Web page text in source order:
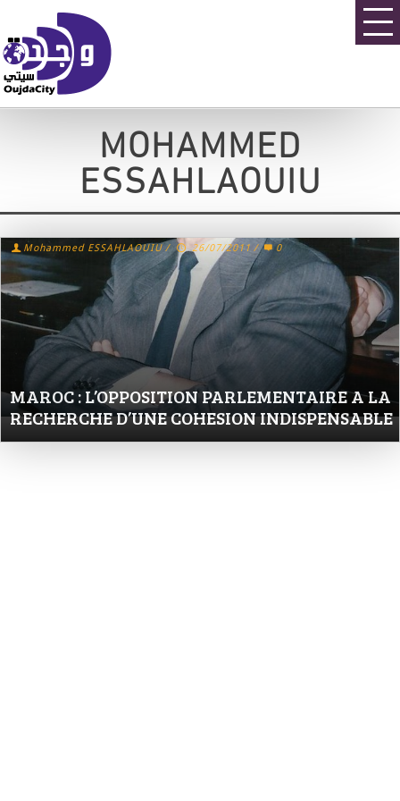
MOHAMMED
ESSAHLAOUIU
MAROC : L’OPPOSITION PARLEMENTAIRE A LA
RECHERCHE D’UNE COHESION INDISPENSABLE
Mohammed ESSAHLAOUIU / 26/07/2011 / 0